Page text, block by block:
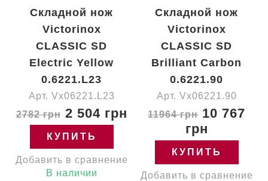
Складной нож
Victorinox
CLASSIC SD
Electric Yellow
0.6221.L23
Арт. Vx06221.L23
2782 грн2 504 грн
КУПИТЬ
Добавить в сравнение
В наличии
Складной нож
Victorinox
CLASSIC SD
Brilliant Carbon
0.6221.90
Арт. Vx06221.90
11964 грн 10 767
грн
КУПИТЬ
Добавить в сравнение